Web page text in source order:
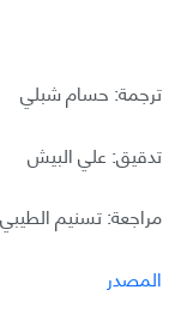
ترجمة: حسام شبلي
تدقيق: علي البيش
مراجعة: تسنيم الطيبي
المصدر